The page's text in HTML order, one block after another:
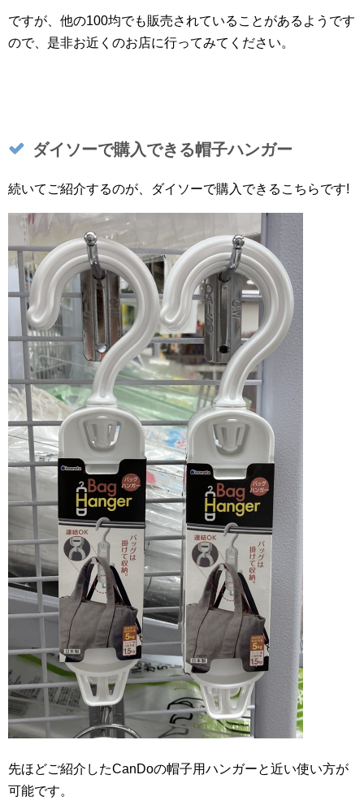
ですが、他の100均でも販売されていることがあるようです
ので、是非お近くのお店に行ってみてください。
ダイソーで購入できる帽子ハンガー
続いてご紹介するのが、ダイソーで購入できるこちらです!
先ほどご紹介したCanDoの帽子用ハンガーと近い使い方が
可能です。